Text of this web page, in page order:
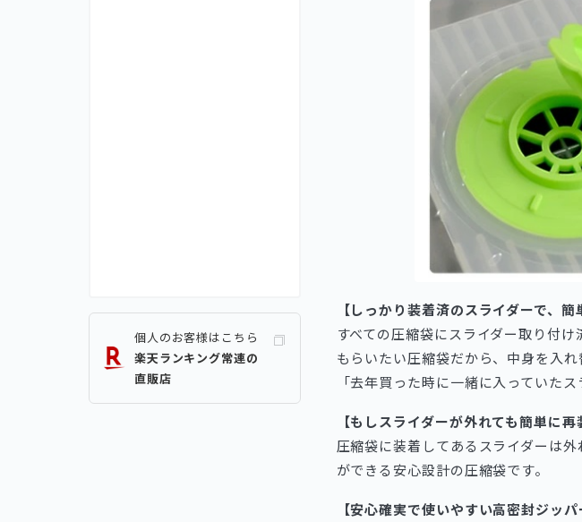
【しっかり装着済のスライダーで、
すべての圧縮袋にスライダー取り付
もらいたい圧縮袋だから、中身を入
「去年買った時に一緒に入っていた
【もしスライダーが外れても簡単に再
圧縮袋に装着してあるスライダーは
ができる安心設計の圧縮袋です。
【安心確実で使いやすい高密封ジッパ
個人のお客様はこちら
楽天ランキング常連の
直販店